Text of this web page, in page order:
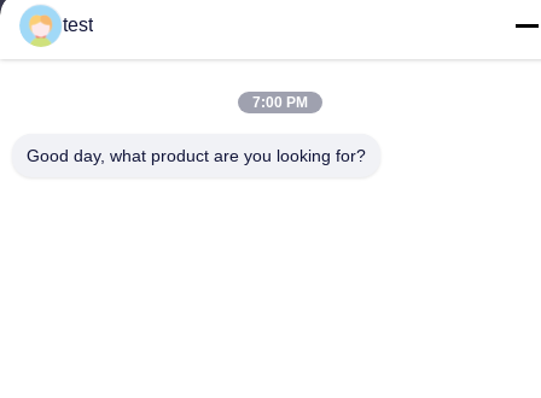
Polityka prywatności |
Sitemap
test
7:00 PM
Good day, what product are you looking for?